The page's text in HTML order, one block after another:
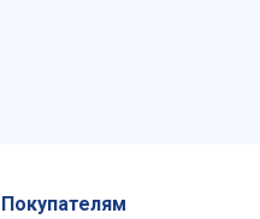
Покупателям